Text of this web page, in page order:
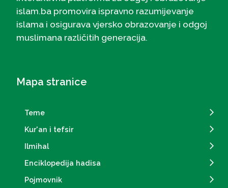
islam.ba promovira ispravno razumijevanje
islama i osigurava vjersko obrazovanje i odgoj
muslimana različitih generacija.
Mapa stranice
Teme
Kur'an i tefsir
Ilmihal
Enciklopedija hadisa
Pojmovnik